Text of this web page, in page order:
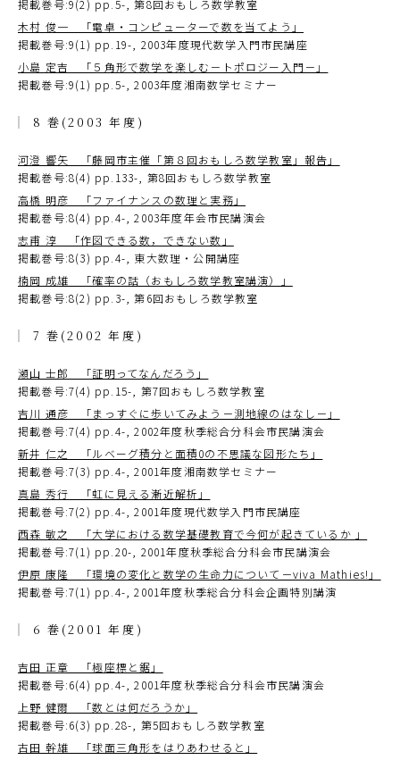
掲載巻号:9(2) pp.5-, 第8回おもしろ数学教室
木村 俊一 「電卓・コンピューターで数を当てよう」
掲載巻号:9(1) pp.19-, 2003年度現代数学入門市民講座
小島 定吉 「５角形で数学を楽しむ－トポロジー入門－」
掲載巻号:9(1) pp.5-, 2003年度湘南数学セミナー
8 巻(2003 年度)
河澄 響矢 「藤岡市主催「第８回おもしろ数学教室」報告」
掲載巻号:8(4) pp.133-, 第8回おもしろ数学教室
高橋 明彦 「ファイナンスの数理と実務」
掲載巻号:8(4) pp.4-, 2003年度年会市民講演会
志甫 淳 「作図できる数，できない数」
掲載巻号:8(3) pp.4-, 東大数理・公開講座
楠岡 成雄 「確率の話（おもしろ数学教室講演）」
掲載巻号:8(2) pp.3-, 第6回おもしろ数学教室
7 巻(2002 年度)
瀬山 士郎 「証明ってなんだろう」
掲載巻号:7(4) pp.15-, 第7回おもしろ数学教室
吉川 通彦 「まっすぐに歩いてみよう－測地線のはなし－」
掲載巻号:7(4) pp.4-, 2002年度秋季総合分科会市民講演会
新井 仁之 「ルベーグ積分と面積0の不思議な図形たち」
掲載巻号:7(3) pp.4-, 2001年度湘南数学セミナー
真島 秀行 「虹に見える漸近解析」
掲載巻号:7(2) pp.4-, 2001年度現代数学入門市民講座
西森 敏之 「大学における数学基礎教育で今何が起きているか 」
掲載巻号:7(1) pp.20-, 2001年度秋季総合分科会市民講演会
伊原 康隆 「環境の変化と数学の生命力について－viva Mathies!」
掲載巻号:7(1) pp.4-, 2001年度秋季総合分科会企画特別講演
6 巻(2001 年度)
吉田 正章 「極座標と鋸」
掲載巻号:6(4) pp.4-, 2001年度秋季総合分科会市民講演会
上野 健爾 「数とは何だろうか」
掲載巻号:6(3) pp.28-, 第5回おもしろ数学教室
古田 幹雄 「球面三角形をはりあわせると」